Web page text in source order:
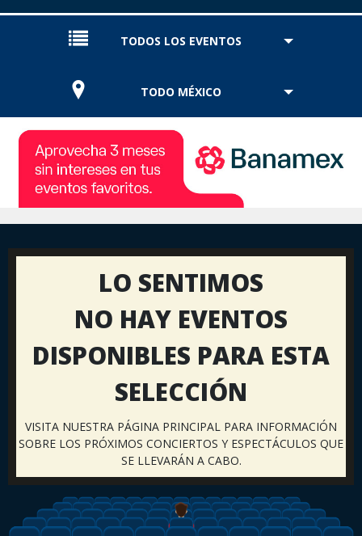
TODOS LOS EVENTOS
TODO MÉXICO
LO SENTIMOS
NO HAY EVENTOS
DISPONIBLES PARA ESTA
SELECCIÓN
VISITA NUESTRA PÁGINA PRINCIPAL PARA INFORMACIÓN
SOBRE LOS PRÓXIMOS CONCIERTOS Y ESPECTÁCULOS QUE
SE LLEVARÁN A CABO.